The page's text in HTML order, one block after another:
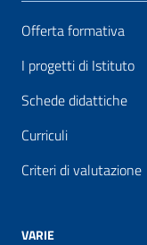
Offerta formativa
I progetti di Istituto
Schede didattiche
Curriculi
Criteri di valutazione
VARIE